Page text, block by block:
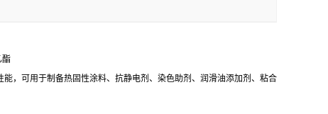
酯
，可用于制备热固性涂料、抗静电剂、染色助剂、润滑油添加剂、粘合